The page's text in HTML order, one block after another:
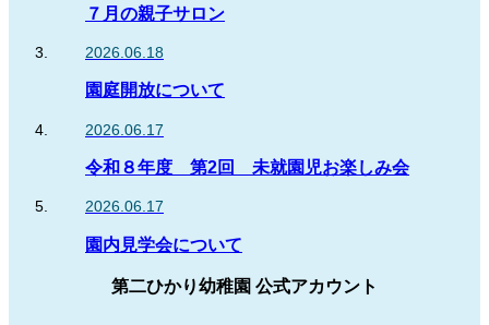
７月の親子サロン
2026.06.18
園庭開放について
2026.06.17
令和８年度 第2回 未就園児お楽しみ会
2026.06.17
園内見学会について
第二ひかり幼稚園 公式アカウント